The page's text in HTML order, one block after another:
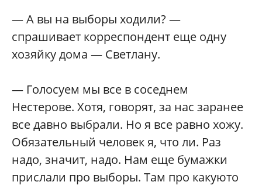
— А вы на выборы ходили? —
спрашивает корреспондент еще одну
хозяйку дома — Светлану.
— Голосуем мы все в соседнем
Нестерове. Хотя, говорят, за нас заранее
все давно выбрали. Но я все равно хожу.
Обязательный человек я, что ли. Раз
надо, значит, надо. Нам еще бумажки
прислали про выборы. Там про какуюто